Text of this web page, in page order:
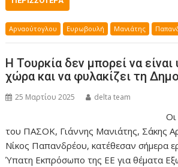
Αρναούτογλου Ευρωβουλή Μανιάτης
Η Τουρκία δεν μπορεί να
χώρα και να φυλακίζει τη
25 Μαρτίου 2025 delta team
του ΠΑΣΟΚ, Γιάννης Μανιάτης, Σάκης
Νίκος Παπανδρέου, κατέθεσαν σήμερα
Ύπατη Εκπρόσωπο της ΕΕ για θέματα